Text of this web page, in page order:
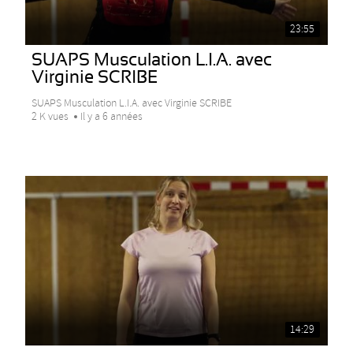
23:55
SUAPS Musculation L.I.A. avec
Virginie SCRIBE
SUAPS Musculation L.I.A. avec Virginie SCRIBE
2 K vues
Il y a 6 années
14:29